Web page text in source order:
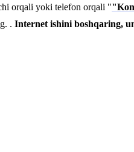
orqali yoki telefon orqali "
. Internet ishini boshqaring,